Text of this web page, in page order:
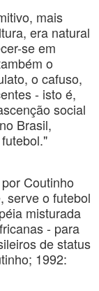
mais
era natural
se em
o
o cafuso,
- isto é,
social
Brasil,
Coutinho
serve o futebol
misturada
- para
de status
1992: